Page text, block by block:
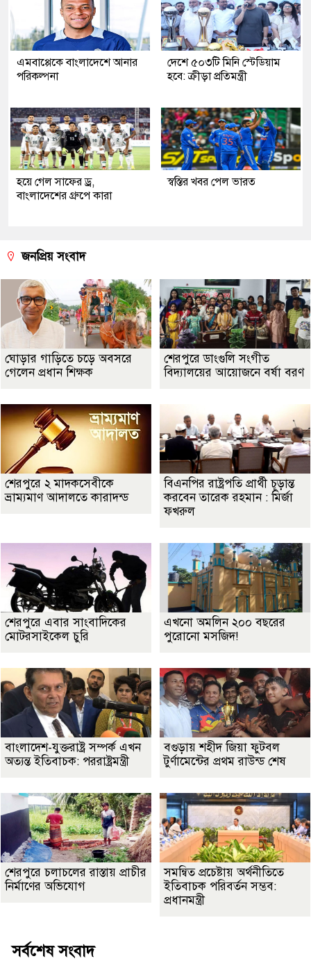
এমবাপ্পেকে বাংলাদেশে আনার
পরিকল্পনা
দেশে ৫০৩টি মিনি স্টেডিয়াম
হবে: ক্রীড়া প্রতিমন্ত্রী
হয়ে গেল সাফের ড্র,
বাংলাদেশের গ্রুপে কারা
স্বস্তির খবর পেল ভারত
জনপ্রিয় সংবাদ
ঘোড়ার গাড়িতে চড়ে অবসরে
গেলেন প্রধান শিক্ষক
শেরপুরে ডাংগুলি সংগীত
বিদ্যালয়ের আয়োজনে বর্ষা বরণ
শেরপুরে ২ মাদকসেবীকে
ভ্রাম্যমাণ আদালতে কারাদন্ড
বিএনপির রাষ্ট্রপতি প্রার্থী চূড়ান্ত
করবেন তারেক রহমান : মির্জা
ফখরুল
শেরপুরে এবার সাংবাদিকের
মোটরসাইকেল চুরি
এখনো অমলিন ২০০ বছরের
পুরোনো মসজিদ!
বাংলাদেশ-যুক্তরাষ্ট্র সম্পর্ক এখন
অত্যন্ত ইতিবাচক: পররাষ্ট্রমন্ত্রী
বগুড়ায় শহীদ জিয়া ফুটবল
টুর্ণামেন্টের প্রথম রাউন্ড শেষ
শেরপুরে চলাচলের রাস্তায় প্রাচীর
নির্মাণের অভিযোগ
সমন্বিত প্রচেষ্টায় অর্থনীতিতে
ইতিবাচক পরিবর্তন সম্ভব:
প্রধানমন্ত্রী
সর্বশেষ সংবাদ